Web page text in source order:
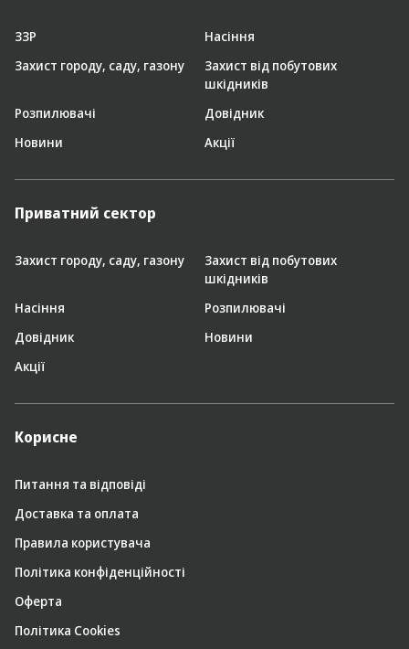
ЗЗР
Насіння
Захист городу, саду, газону
Захист від побутових
шкідників
Розпилювачі
Довідник
Новини
Акції
Приватний сектор
Захист городу, саду, газону
Захист від побутових
шкідників
Насіння
Розпилювачі
Довідник
Новини
Акції
Корисне
Питання та відповіді
Доставка та оплата
Правила користувача
Політика конфіденційності
Оферта
Політика Cookies